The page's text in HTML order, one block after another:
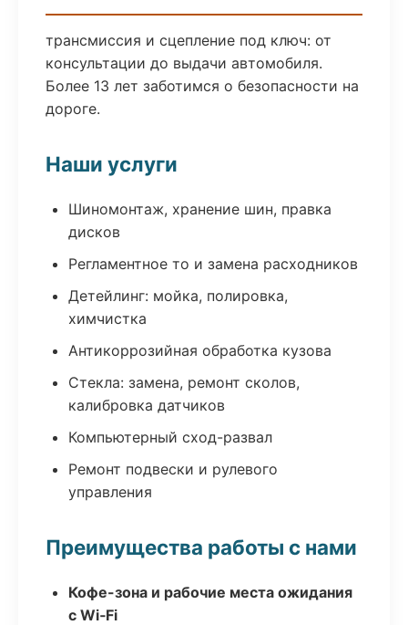
трансмиссия и сцепление под ключ: от
консультации до выдачи автомобиля.
Более 13 лет заботимся о безопасности на
дороге.
Наши услуги
Шиномонтаж, хранение шин, правка
дисков
Регламентное то и замена расходников
Детейлинг: мойка, полировка,
химчистка
Антикоррозийная обработка кузова
Стекла: замена, ремонт сколов,
калибровка датчиков
Компьютерный сход-развал
Ремонт подвески и рулевого
управления
Преимущества работы с нами
Кофе-зона и рабочие места ожидания
с Wi‑Fi